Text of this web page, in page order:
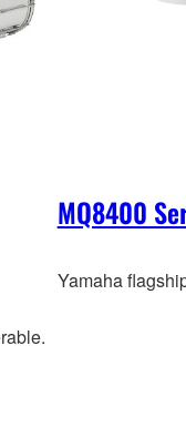
MQ8400
Yamaha